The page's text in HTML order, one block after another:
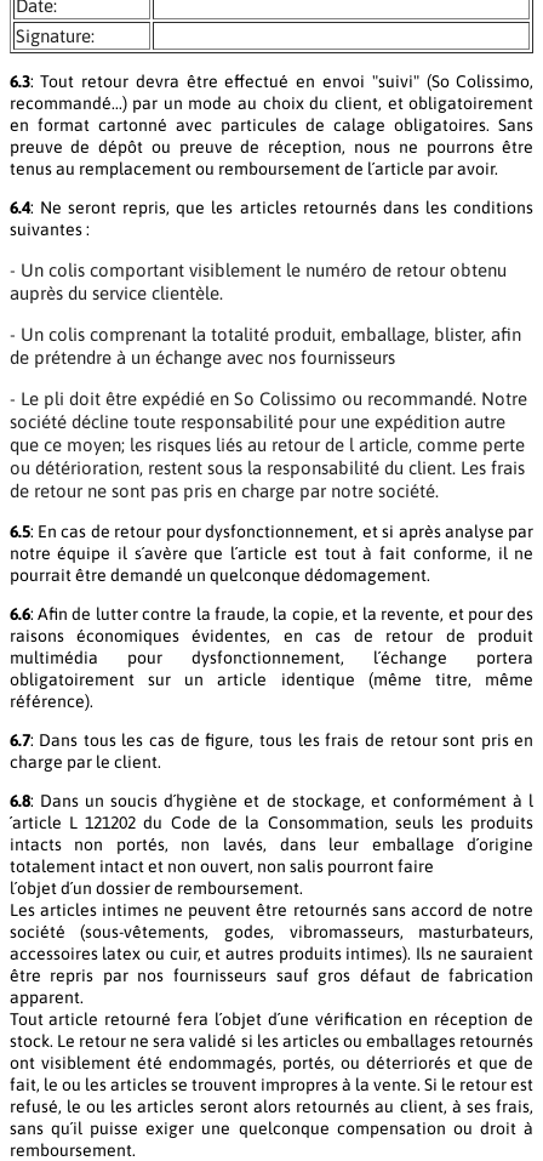
Date:
Signature:
6.3: Tout retour devra être effectué en envoi "suivi" (So Colissimo,
recommandé...) par un mode au choix du client, et obligatoirement
en format cartonné avec particules de calage obligatoires. Sans
preuve de dépôt ou preuve de réception, nous ne pourrons être
tenus au remplacement ou remboursement de l´article par avoir.
6.4: Ne seront repris, que les articles retournés dans les conditions
suivantes :
- Un colis comportant visiblement le numéro de retour obtenu
auprès du service clientèle.
- Un colis comprenant la totalité produit, emballage, blister, afin
de prétendre à un échange avec nos fournisseurs
- Le pli doit être expédié en So Colissimo ou recommandé. Notre
société décline toute responsabilité pour une expédition autre
que ce moyen; les risques liés au retour de l article, comme perte
ou détérioration, restent sous la responsabilité du client. Les frais
de retour ne sont pas pris en charge par notre société.
6.5: En cas de retour pour dysfonctionnement, et si après analyse par
notre équipe il s´avère que l´article est tout à fait conforme, il ne
pourrait être demandé un quelconque dédomagement.
6.6: Afin de lutter contre la fraude, la copie, et la revente, et pour des
raisons économiques évidentes, en cas de retour de produit
multimédia pour dysfonctionnement, l´échange portera
obligatoirement sur un article identique (même titre, même
référence).
6.7: Dans tous les cas de figure, tous les frais de retour sont pris en
charge par le client.
6.8: Dans un soucis d´hygiène et de stockage, et conformément à l
´article L 121202 du Code de la Consommation, seuls les produits
intacts non portés, non lavés, dans leur emballage d´origine
totalement intact et non ouvert, non salis pourront faire
l´objet d´un dossier de remboursement.
Les articles intimes ne peuvent être retournés sans accord de notre
société (sous-vêtements, godes, vibromasseurs, masturbateurs,
accessoires latex ou cuir, et autres produits intimes). Ils ne sauraient
être repris par nos fournisseurs sauf gros défaut de fabrication
apparent.
Tout article retourné fera l´objet d´une vérification en réception de
stock. Le retour ne sera validé si les articles ou emballages retournés
ont visiblement été endommagés, portés, ou déterriorés et que de
fait, le ou les articles se trouvent impropres à la vente. Si le retour est
refusé, le ou les articles seront alors retournés au client, à ses frais,
sans qu´il puisse exiger une quelconque compensation ou droit à
remboursement.